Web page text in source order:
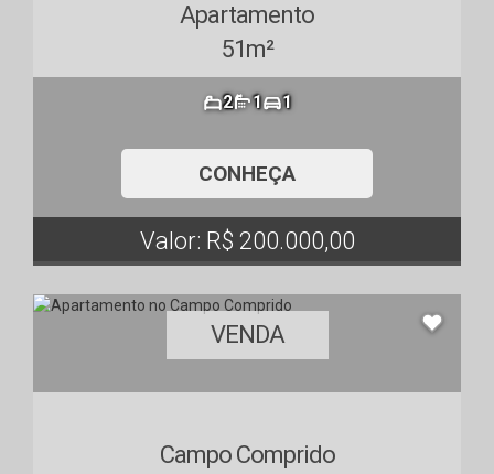
Apartamento
51m²
2 1 1
CONHEÇA
Valor: R$ 200.000,00
VENDA
Campo Comprido